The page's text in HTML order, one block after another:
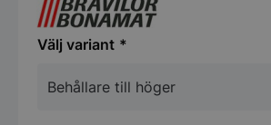
variant